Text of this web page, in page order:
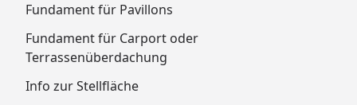
Fundament für Pavillons
Fundament für Carport oder
Terrassenüberdachung
Info zur Stellfläche